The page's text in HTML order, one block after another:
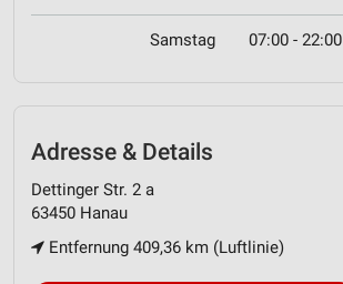
Samstag 07:00 - 22:00
Adresse & Details
Dettinger Str. 2 a
63450 Hanau
Entfernung 409,36 km (Luftlinie)